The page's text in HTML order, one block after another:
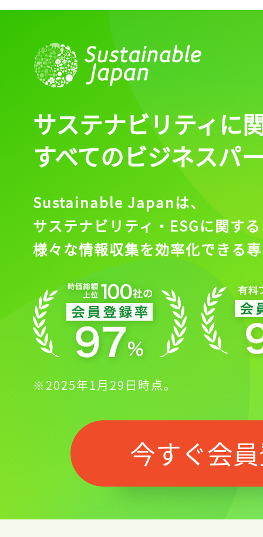
サステナビリティに
すべてのビジネスパ
Sustainable Japanは、
サステナビリティ・ESGに関する
様々な情報収集を効率化できる
※2025年1月29日時点。
今すぐ会